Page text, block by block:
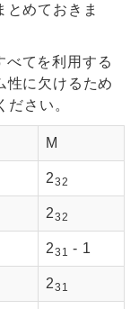
とめておきま
べてを利用する
性に欠けるため
さい。
M
232
232
231 - 1
231